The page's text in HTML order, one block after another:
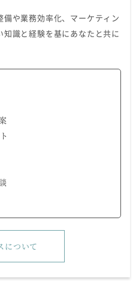
や業務効率化、マーケティン
識と経験を基にあなたと共に
について